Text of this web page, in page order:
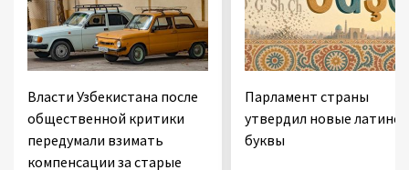
Власти Узбекистана после
общественной критики
передумали взимать
компенсации за старые
Парламент страны
утвердил новые
буквы